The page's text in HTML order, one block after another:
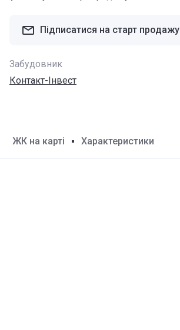
Підписатися на старт продажу
Забудовник
Контакт-Інвест
ЖК на карті Характеристики